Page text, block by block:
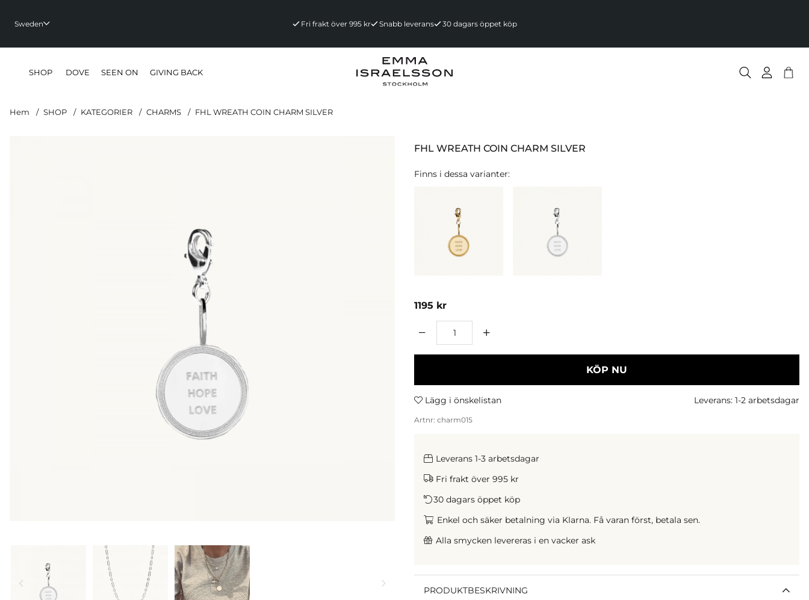
Sweden Fri frakt över 995 kr Snabb leverans 30 dagars öppet köp
SHOP DOVE SEEN ON GIVING BACK
Hem SHOP KATEGORIER CHARMS FHL WREATH COIN CHARM SILVER
FHL WREATH COIN CHARM SILVER
Finns i dessa varianter:
1195 kr
KÖP NU
Lägg i önskelistan Leverans: 1-2 arbetsdagar
Artnr: charm015
Leverans 1-3 arbetsdagar
Fri frakt över 995 kr
30 dagars öppet köp
Enkel och säker betalning via Klarna. Få varan först, betala sen.
Alla smycken levereras i en vacker ask
PRODUKTBESKRIVNING